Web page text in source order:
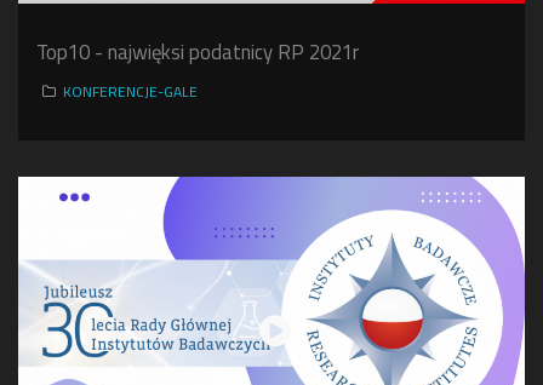
Top10 - najwięksi podatnicy RP 2021r
KONFERENCJE-GALE